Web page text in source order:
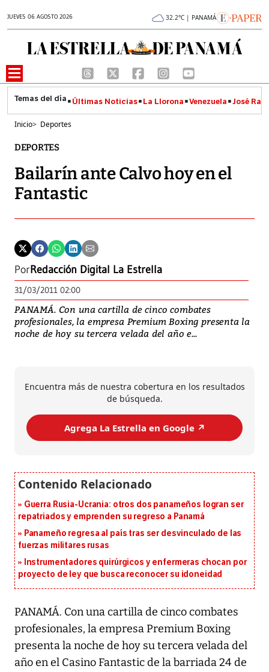
JUEVES 06 AGOSTO 2026 32.2°C | PANAMÁ
Últimas Noticias La Llorona Venezuela José
Inicio> Deportes
DEPORTES
Bailarín ante Calvo hoy en el
Fantastic
PorRedacción Digital La Estrella
31/03/2011 02:00
PANAMÁ. Con una cartilla de cinco combates
profesionales, la empresa Premium Boxing presenta la
noche de hoy su tercera velada del año e...
Encuentra más de nuestra cobertura en los resultados
de búsqueda.
Agrega La Estrella en Google ↗️
Guerra Rusia-Ucrania: otros dos panameños logran ser
repatriados y emprenden su regreso a Panamá
Panameño regresa al país tras ser desvinculado de las
fuerzas militares rusas
Instrumentadores quirúrgicos y enfermeras chocan por
proyecto de ley que busca reconocer su idoneidad
PANAMÁ. Con una cartilla de cinco combates
profesionales, la empresa Premium Boxing
presenta la noche de hoy su tercera velada del
año en el Casino Fantastic de la barriada 24 de